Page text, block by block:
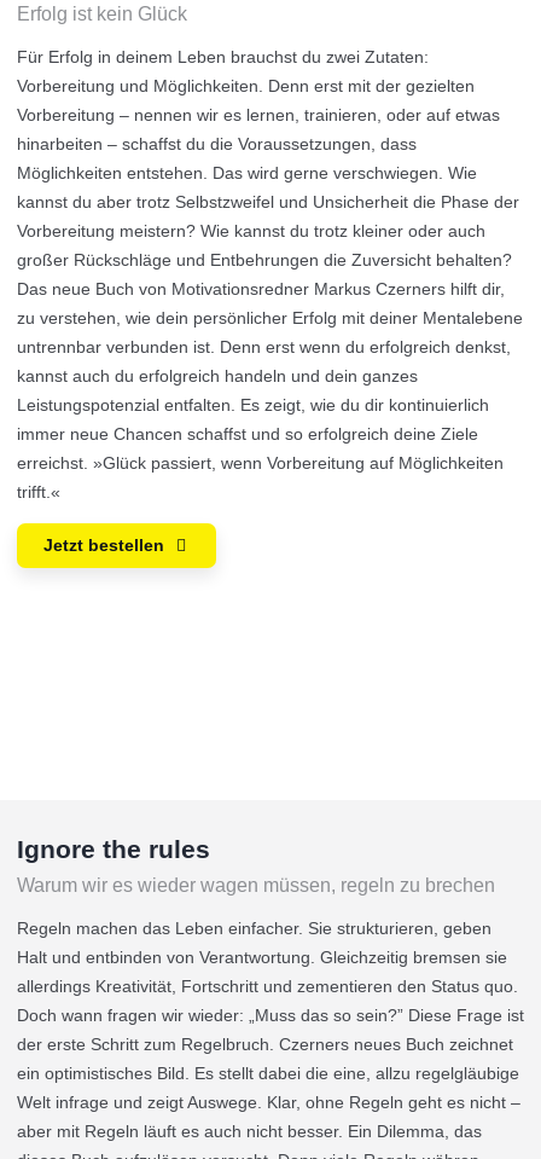
Erfolg ist kein Glück
Für Erfolg in deinem Leben brauchst du zwei Zutaten:
Vorbereitung und Möglichkeiten. Denn erst mit der gezielten
Vorbereitung – nennen wir es lernen, trainieren, oder auf etwas
hinarbeiten – schaffst du die Voraussetzungen, dass
Möglichkeiten entstehen. Das wird gerne verschwiegen. Wie
kannst du aber trotz Selbstzweifel und Unsicherheit die Phase der
Vorbereitung meistern? Wie kannst du trotz kleiner oder auch
großer Rückschläge und Entbehrungen die Zuversicht behalten?
Das neue Buch von Motivationsredner Markus Czerners hilft dir,
zu verstehen, wie dein persönlicher Erfolg mit deiner Mentalebene
untrennbar verbunden ist. Denn erst wenn du erfolgreich denkst,
kannst auch du erfolgreich handeln und dein ganzes
Leistungspotenzial entfalten. Es zeigt, wie du dir kontinuierlich
immer neue Chancen schaffst und so erfolgreich deine Ziele
erreichst. »Glück passiert, wenn Vorbereitung auf Möglichkeiten
trifft.«
Jetzt bestellen
Ignore the rules
Warum wir es wieder wagen müssen, regeln zu brechen
Regeln machen das Leben einfacher. Sie strukturieren, geben
Halt und entbinden von Verantwortung. Gleichzeitig bremsen sie
allerdings Kreativität, Fortschritt und zementieren den Status quo.
Doch wann fragen wir wieder: „Muss das so sein?” Diese Frage ist
der erste Schritt zum Regelbruch. Czerners neues Buch zeichnet
ein optimistisches Bild. Es stellt dabei die eine, allzu regelgläubige
Welt infrage und zeigt Auswege. Klar, ohne Regeln geht es nicht –
aber mit Regeln läuft es auch nicht besser. Ein Dilemma, das